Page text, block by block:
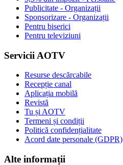
Publicitate - Organizații
Sponsorizare - Organizații
Pentru biserici
Pentru televiziuni
Servicii AOTV
Resurse descărcabile
Recepție canal
Aplicația mobilă
Revistă
Tu și AOTV
Termeni și condiții
Politică confidențialitate
Acord date personale (GDPR)
Alte informații